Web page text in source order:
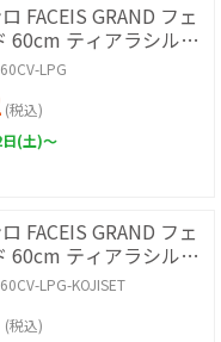
FACEIS GRAND フェ
60cm ティアラシルバ
本製】台数限定!!
サービス!
LPG
(税込)
(土)～
FACEIS GRAND フェ
60cm ティアラシルバ
本製】台数限定!!
サービス!【標準工事
LPG-KOJISET
(税込)